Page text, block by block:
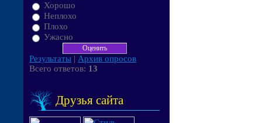
Хорошо
Неплохо
Плохо
Ужасно
Результаты | Архив опросов
Всего ответов: 13
Друзья сайта